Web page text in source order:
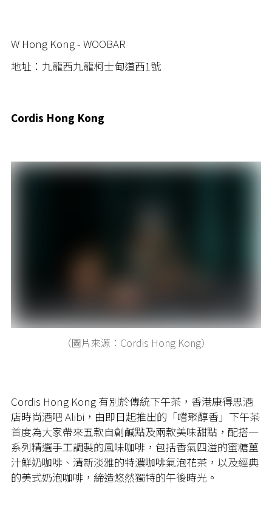
W Hong Kong - WOOBAR
地址：九龍西九龍柯士甸道西1號
Cordis Hong Kong
（圖片來源：Cordis Hong Kong）
Cordis Hong Kong 有別於傳統下午茶，香港康得思酒
店時尚酒吧 Alibi，由即日起推出的「嚐聚醇香」下午茶
首度為大家帶來五款自創鹹點及兩款美味甜點，配搭一
系列精選手工調製的風味咖啡，包括香氣四溢的蜜糖薑
汁鮮奶咖啡、清新淡雅的特濃咖啡氣泡花茶，以及經典
的美式奶泡咖啡，締造悠然獨特的午後時光。